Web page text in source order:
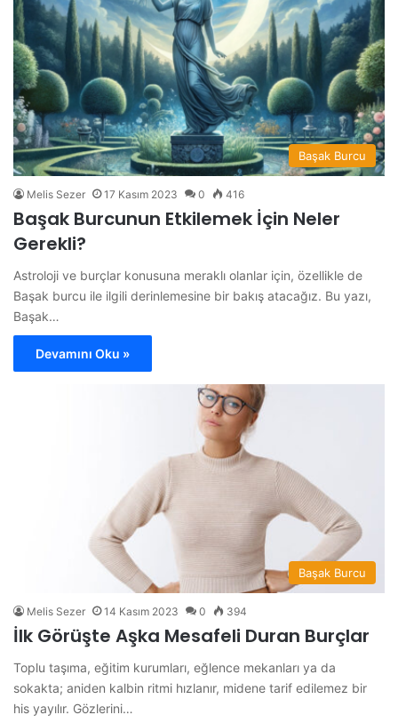
Başak Burcu
Melis Sezer 17 Kasım 2023 0 416
Başak Burcunun Etkilemek İçin Neler
Gerekli?
Astroloji ve burçlar konusuna meraklı olanlar için, özellikle de
Başak burcu ile ilgili derinlemesine bir bakış atacağız. Bu yazı,
Başak…
Devamını Oku »
Başak Burcu
Melis Sezer 14 Kasım 2023 0 394
İlk Görüşte Aşka Mesafeli Duran Burçlar
Toplu taşıma, eğitim kurumları, eğlence mekanları ya da
sokakta; aniden kalbin ritmi hızlanır, midene tarif edilemez bir
his yayılır. Gözlerini…